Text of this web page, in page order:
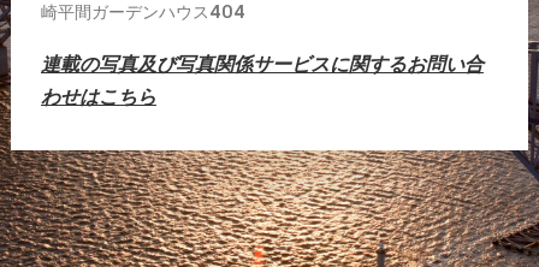
崎平間ガーデンハウス404
連載の写真及び写真関係サービスに関するお問い合
わせはこちら